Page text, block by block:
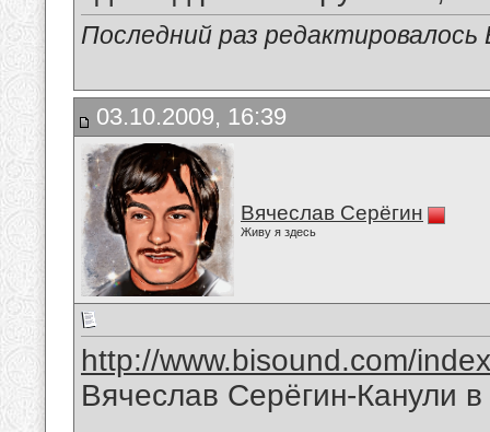
Последний раз
03.10.2009, 16:39
Вячеслав Серёгин
Живу я здесь
http://www.bisound.com/
Вячеслав Серёгин-Канули